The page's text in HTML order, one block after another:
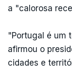
a "calorosa
"Portugal é um
afirmou o
cidades e